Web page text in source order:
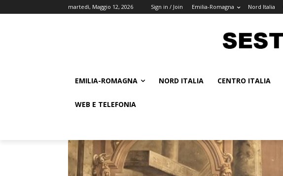
martedì, Maggio 12, 2026 Sign in / Join Emilia-Romagna Nord Italia
EMILIA-ROMAGNA NORD ITALIA CENTRO ITALIA
WEB E TELEFONIA